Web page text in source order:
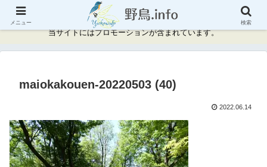
神奈川県周辺の野鳥情報と記録
当サイトにはプロモーションが含まれています。
maiokakouen-20220503 (40)
2022.06.14
メニュー 検索